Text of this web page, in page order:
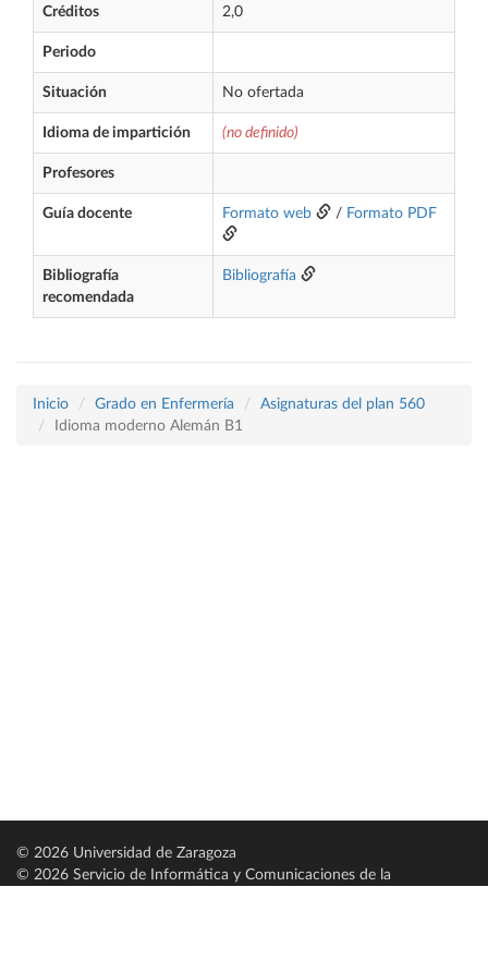
Créditos 2,0
Periodo
Situación No ofertada
Idioma de impartición (no definido)
Profesores
Guía docente Formato web / Formato PDF
Bibliografía
recomendada
Bibliografía
Inicio Grado en Enfermería
Asignaturas del plan 560
Idioma moderno Alemán B1
© 2026 Universidad de Zaragoza
© 2026 Servicio de Informática y Comunicaciones de la